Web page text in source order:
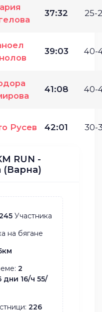
37:32 25-
39:03 40-
41:08 40-
Русев 42:01 30-
RUN -
(Варна)
Участника
на бягане
2
16/ч 55/
226